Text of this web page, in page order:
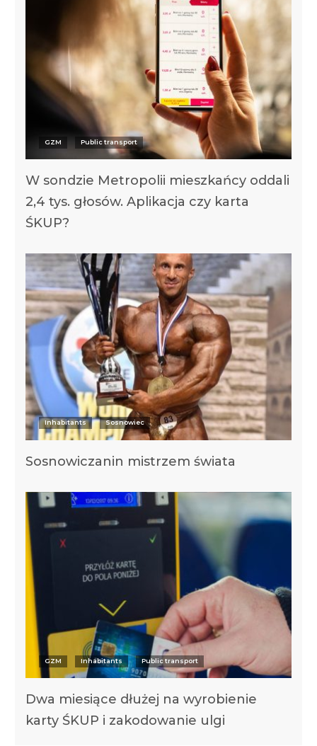
GZM Public transport
W sondzie Metropolii mieszkańcy oddali
2,4 tys. głosów. Aplikacja czy karta
ŚKUP?
Inhabitants Sosnowiec
Sosnowiczanin mistrzem świata
GZM Inhabitants Public transport
Dwa miesiące dłużej na wyrobienie
karty ŚKUP i zakodowanie ulgi